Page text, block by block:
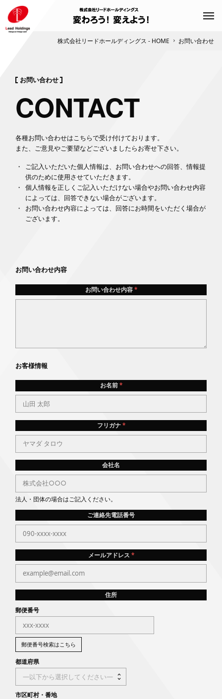
株式会社リードホールディングス - HOME お問い合わせ
お問い合わせ
CONTACT
各種お問い合わせはこちらで受け付けております。
また、ご意見やご要望などございましたらお寄せ下さい。
・
ご記入いただいた個人情報は、お問い合わせへの回答、情報提
供のために使用させていただきます。
・
個人情報を正しくご記入いただけない場合やお問い合わせ内容
によっては、回答できない場合がございます。
・
お問い合わせ内容によっては、回答にお時間をいただく場合が
ございます。
ィ
ド
に
く
さ
。
フ
ル
ま
て
だ
い
の
ー
ま
し
さ
。
お問い合わせ内容
お問い合わせ内容 *
お客様情報
お名前 *
フリガナ *
会社名
法人・団体の場合はご記入ください。
ご連絡先電話番号
メールアドレス *
住所
郵便番号
郵便番号検索はこちら
都道府県
市区町村・番地